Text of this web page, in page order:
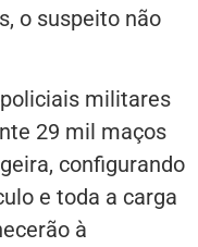
o suspeito não
militares
29 mil maços
configurando
e toda a carga
à